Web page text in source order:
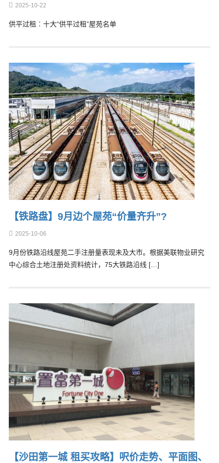
2025-10-22
供平过租︰十大“供平过租”屋苑名单
【铁路盘】9月边个屋苑“价量齐升”?
2025-10-06
9月份铁路沿线屋苑二手注册量表现未及大市。根据美联物业研究
中心综合土地注册处资料统计，75大铁路沿线 […]
【沙田第一城 租买攻略】呎价走势、平面图、